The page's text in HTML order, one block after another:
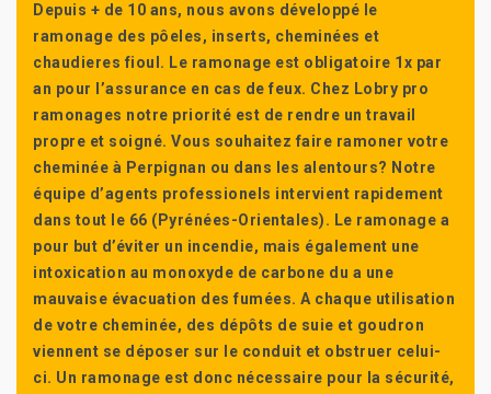
Depuis + de 10 ans, nous avons développé le
ramonage des pôeles, inserts, cheminées et
chaudieres fioul. Le ramonage est obligatoire 1x par
an pour l’assurance en cas de feux. Chez Lobry pro
ramonages notre priorité est de rendre un travail
propre et soigné. Vous souhaitez faire ramoner votre
cheminée à Perpignan ou dans les alentours? Notre
équipe d’agents professionels intervient rapidement
dans tout le 66 (Pyrénées-Orientales). Le ramonage a
pour but d’éviter un incendie, mais également une
intoxication au monoxyde de carbone du a une
mauvaise évacuation des fumées. A chaque utilisation
de votre cheminée, des dépôts de suie et goudron
viennent se déposer sur le conduit et obstruer celui-
ci. Un ramonage est donc nécessaire pour la sécurité,